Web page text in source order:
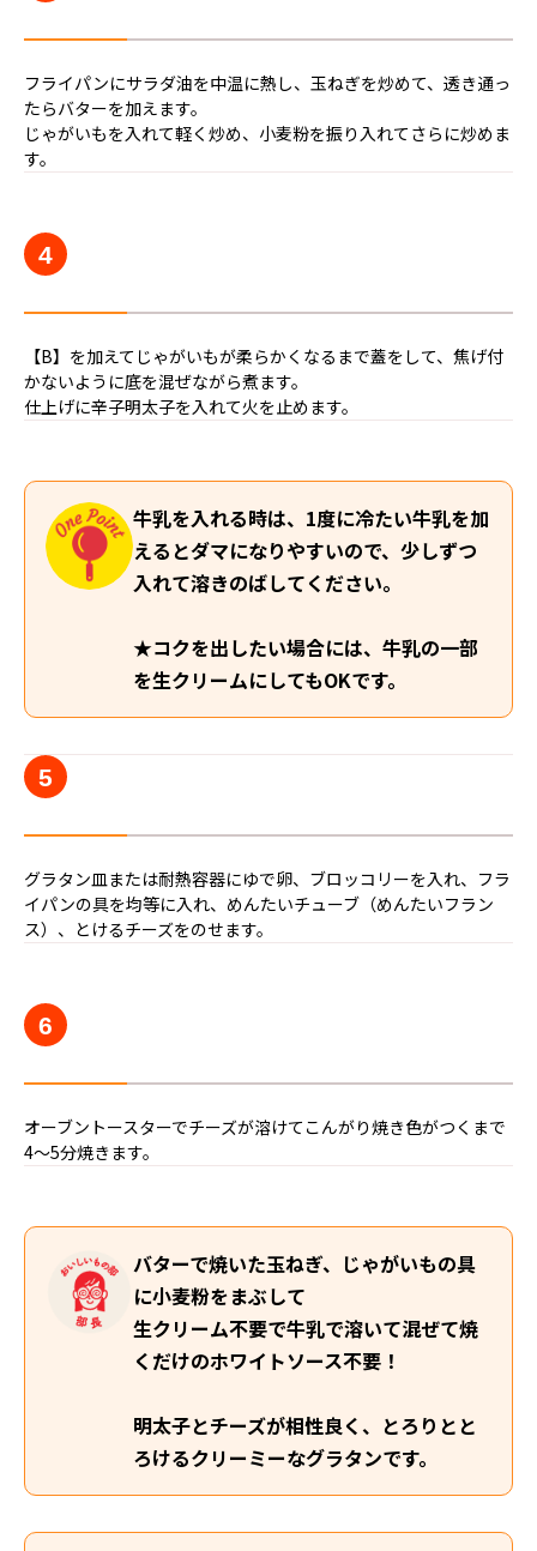
フライパンにサラダ油を中温に熱し、玉ねぎを炒めて、透き通っ
たらバターを加えます。
じゃがいもを入れて軽く炒め、小麦粉を振り入れてさらに炒めま
す。
4
【B】を加えてじゃがいもが柔らかくなるまで蓋をして、焦げ付
かないように底を混ぜながら煮ます。
仕上げに辛子明太子を入れて火を止めます。
牛乳を入れる時は、1度に冷たい牛乳を加
えるとダマになりやすいので、少しずつ
入れて溶きのばしてください。
★コクを出したい場合には、牛乳の一部
を生クリームにしてもOKです。
5
グラタン皿または耐熱容器にゆで卵、ブロッコリーを入れ、フラ
イパンの具を均等に入れ、めんたいチューブ（めんたいフラン
ス）、とけるチーズをのせます。
6
オーブントースターでチーズが溶けてこんがり焼き色がつくまで
4〜5分焼きます。
バターで焼いた玉ねぎ、じゃがいもの具
に小麦粉をまぶして
生クリーム不要で牛乳で溶いて混ぜて焼
くだけのホワイトソース不要！
明太子とチーズが相性良く、とろりとと
ろけるクリーミーなグラタンです。